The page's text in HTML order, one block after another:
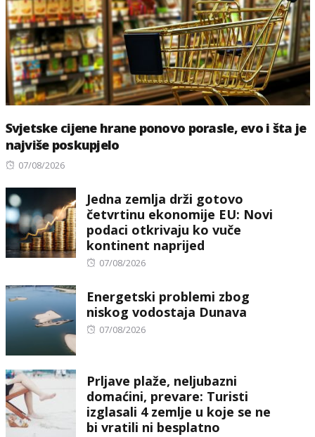
Svjetske cijene hrane ponovo porasle, evo i šta je
najviše poskupjelo
Posted
07/08/2026
Jedna zemlja drži gotovo
četvrtinu ekonomije EU: Novi
podaci otkrivaju ko vuče
kontinent naprijed
Posted
07/08/2026
Energetski problemi zbog
niskog vodostaja Dunava
Posted
07/08/2026
Prljave plaže, neljubazni
domaćini, prevare: Turisti
izglasali 4 zemlje u koje se ne
bi vratili ni besplatno